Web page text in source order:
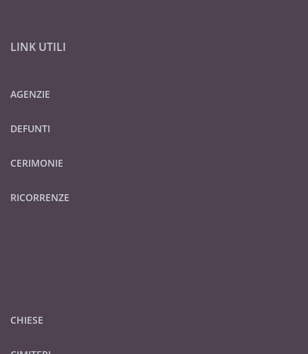
LINK UTILI
AGENZIE
DEFUNTI
CERIMONIE
RICORRENZE
CHIESE